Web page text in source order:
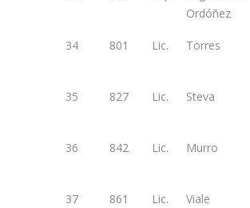
Ordóñez
34 801 Lic. Torres
35 827 Lic. Steva
36 842 Lic. Murro
37 861 Lic. Viale